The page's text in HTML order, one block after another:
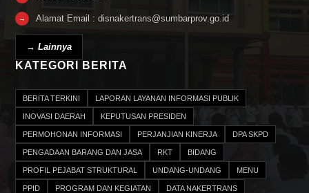
→ Alamat Email : disnakertrans@sumbarprov.go.id
→ Lainnya
KATEGORI BERITA
BERITA TERKINI LAPORAN LAYANAN INFORMASI PUBLIK
INOVASI DAERAH KEPUTUSAN PRESIDEN
PERMOHONAN INFORMASI PERJANJIAN KINERJA DPA SKPD
PENGADAAN BARANG DAN JASA RKT BIDANG
PROFIL PEJABAT STRUKTURAL UNDANG-UNDANG MENU
PPID PROGRAM DAN KEGIATAN DATA NAKERTRANS